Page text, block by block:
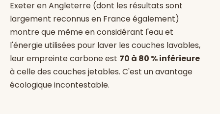
Exeter en Angleterre (dont les résultats sont
largement reconnus en France également)
montre que même en considérant l'eau et
l'énergie utilisées pour laver les couches lavables,
leur empreinte carbone est 70 à 80 % inférieure
à celle des couches jetables. C'est un avantage
écologique incontestable.